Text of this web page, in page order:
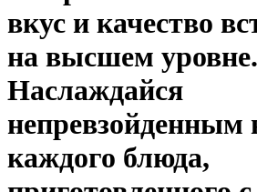
вкус и качество
на высшем уровне.
Наслаждайся
непревзойденным
каждого блюда,